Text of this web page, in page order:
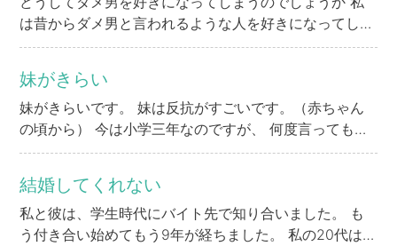
は昔からダメ男と言われるような人を好きになってしま
います。 そして必ずと言っていい程彼に振り回されて
ーズ、女性にルーズ、時間にルーズと言った感じです。
俺についてこい、という感じの男性を好きになってしま
います。 初めは優しいのですが、時間が経つにつれ本
性が出るというか。 男性に対しての見極めができませ
という私も人のことを言える人間ではないことくらい
重々承知です。 どうしたらいい人に出会えるのか、こ
のまま同じように繰返しの人生のような気がします。
妹がきらい
妹がきらいです。 妹は反抗がすごいです。（赤ちゃん
の頃から） 今は小学三年なのですが、 何度言ってもゴ
ミを捨てない 謝らない わたしから何かしら奪う うるさ
する時間だよ､やりなさいよ） というと 妹（はぁ？そ
んなの知らないし、私、マスクはしないし） 私の心
の中（いや､何で勉強の話なのにマスクの話になるんだ
結婚してくれない
私と彼は、学生時代にバイト先で知り合いました。 も
う付き合い始めてもう9年が経ちました。 私の20代は全